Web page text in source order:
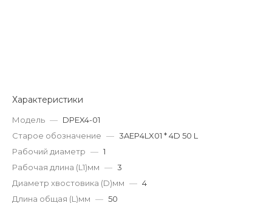
Характеристики
Модель — DPEX4-01
Старое обозначение — 3AEP4LX01 * 4D 50 L
Рабочий диаметр — 1
Рабочая длина (L1)мм — 3
Диаметр хвостовика (D)мм — 4
Длина общая (L)мм — 50